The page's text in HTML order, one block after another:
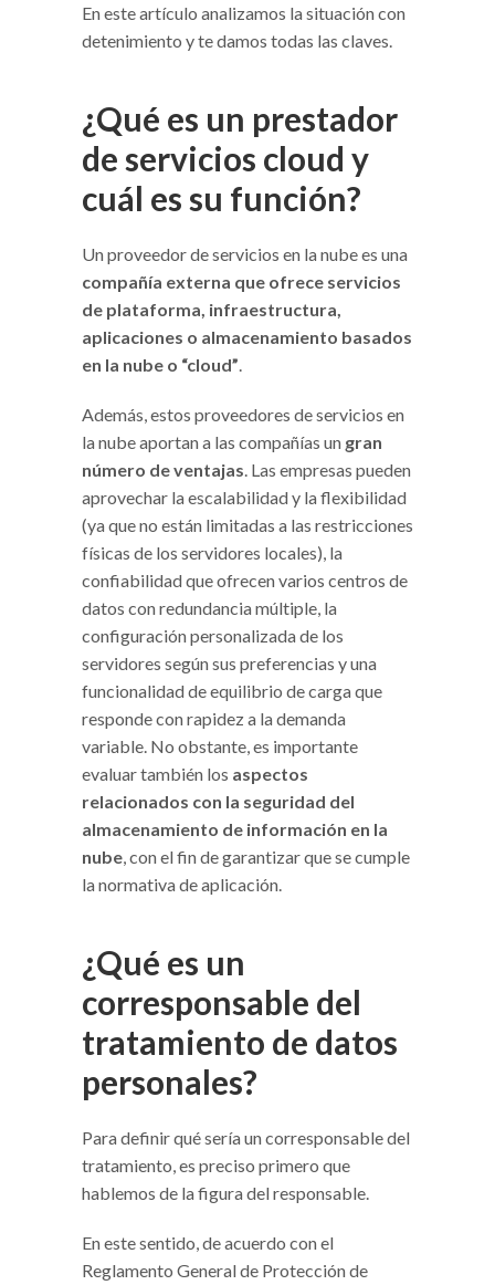
En este artículo analizamos la situación con
detenimiento y te damos todas las claves.
¿Qué es un prestador
de servicios cloud y
cuál es su función?
Un proveedor de servicios en la nube es una
compañía externa que ofrece servicios
de plataforma, infraestructura,
aplicaciones o almacenamiento basados
en la nube o “cloud”.
Además, estos proveedores de servicios en
la nube aportan a las compañías un gran
número de ventajas. Las empresas pueden
aprovechar la escalabilidad y la flexibilidad
(ya que no están limitadas a las restricciones
físicas de los servidores locales), la
confiabilidad que ofrecen varios centros de
datos con redundancia múltiple, la
configuración personalizada de los
servidores según sus preferencias y una
funcionalidad de equilibrio de carga que
responde con rapidez a la demanda
variable. No obstante, es importante
evaluar también los aspectos
relacionados con la seguridad del
almacenamiento de información en la
nube, con el fin de garantizar que se cumple
la normativa de aplicación.
¿Qué es un
corresponsable del
tratamiento de datos
personales?
Para definir qué sería un corresponsable del
tratamiento, es preciso primero que
hablemos de la figura del responsable.
En este sentido, de acuerdo con el
Reglamento General de Protección de